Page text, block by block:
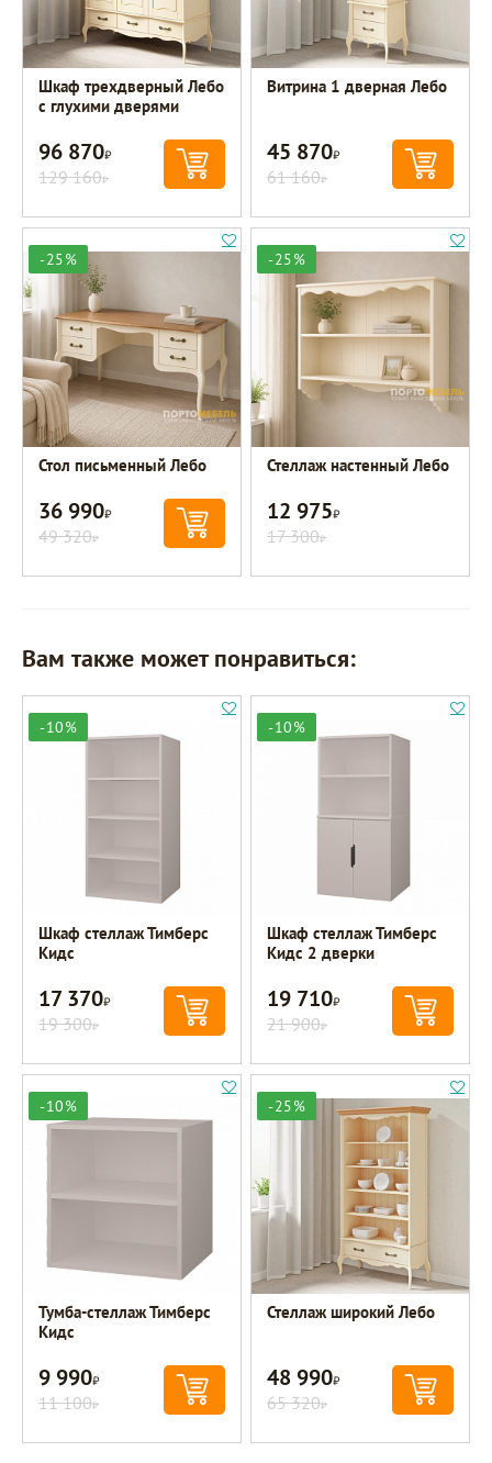
Шкаф трехдверный Лебо
с глухими дверями
96 870Р
129 160Р
Витрина 1 дверная Лебо
45 870Р
61 160Р
-25%
Стол письменный Лебо
36 990Р
49 320Р
-25%
Стеллаж настенный Лебо
12 975Р
17 300Р
Вам также может понравиться:
-10%
Шкаф стеллаж Тимберс
Кидс
17 370Р
19 300Р
-10%
Шкаф стеллаж Тимберс
Кидс 2 дверки
19 710Р
21 900Р
-10%
Тумба-стеллаж Тимберс
Кидс
9 990Р
11 100Р
-25%
Стеллаж широкий Лебо
48 990Р
65 320Р